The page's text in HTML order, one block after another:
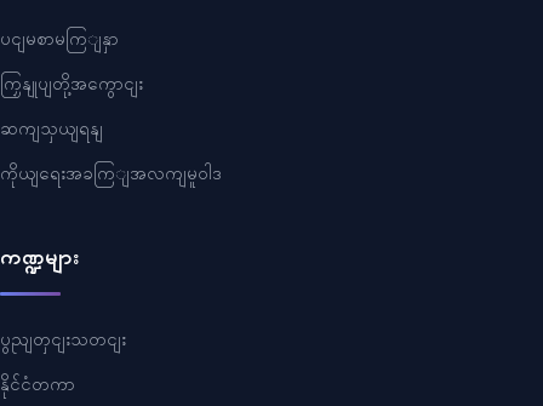
ပငျမစာမကြျနှာ
ကြှနျုပျတို့အကွောငျး
ဆကျသှယျရနျ
ကိုယျရေးအခကြျအလကျမူဝါဒ
ကဏ္ဍများ
ပွညျတှငျးသတငျး
နိုင်ငံတကာ